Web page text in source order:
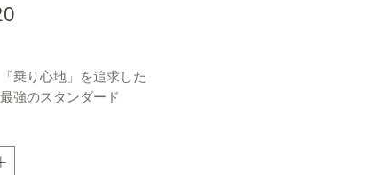
「乗り心地」を追求した
強のスタンダード